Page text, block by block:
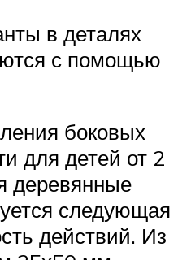
в деталях
с помощью
боковых
для детей от 2
деревянные
следующая
действий. Из